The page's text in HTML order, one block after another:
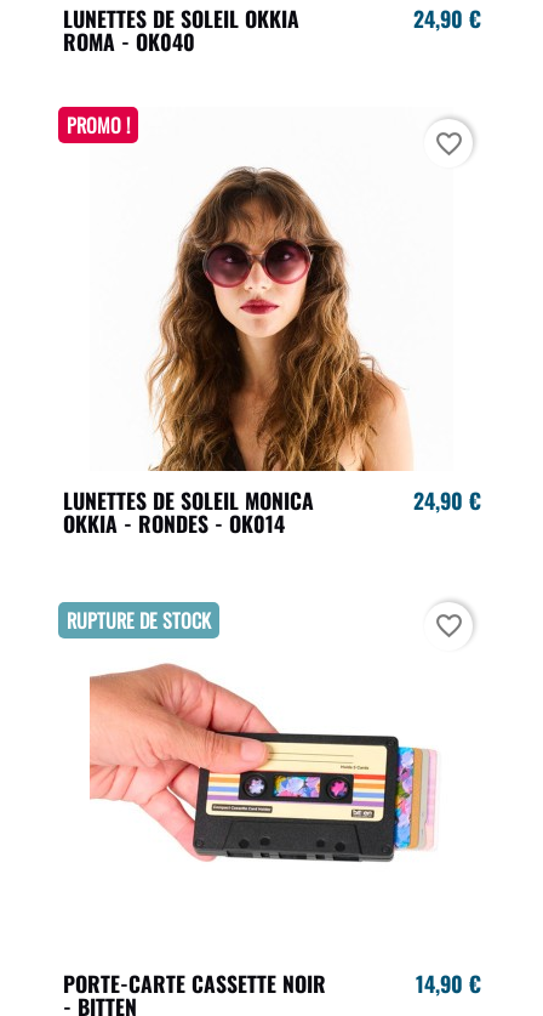
LUNETTES DE SOLEIL OKKIA
ROMA - OK040
24,90 €
LUNETTES DE SOLEIL MONICA
OKKIA - RONDES - OK014
24,90 €
PROMO !
favorite_border
PORTE-CARTE CASSETTE NOIR
- BITTEN
14,90 €
RUPTURE DE STOCK favorite_border